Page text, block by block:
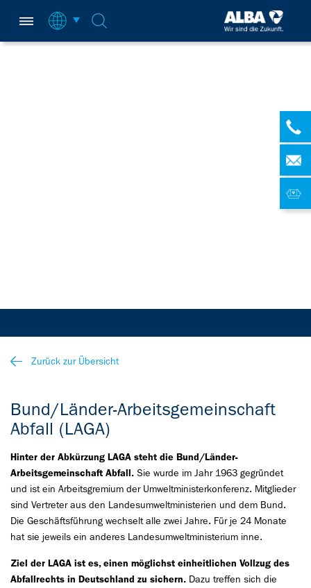
Zurück zur Übersicht
Bund/Länder-Arbeitsgemeinschaft
Abfall (LAGA)
Hinter der Abkürzung LAGA steht die Bund/Länder-
Arbeitsgemeinschaft Abfall. Sie wurde im Jahr 1963 gegründet
und ist ein Arbeitsgremium der Umweltministerkonferenz. Mitglieder
sind Vertreter aus den Landesumweltministerien und dem Bund.
Die Geschäftsführung wechselt alle zwei Jahre. Für je 24 Monate
hat sie jeweils ein anderes Landesumweltministerium inne.
Ziel der LAGA ist es, einen möglichst einheitlichen Vollzug des
Abfallrechts in Deutschland zu sichern. Dazu treffen sich die